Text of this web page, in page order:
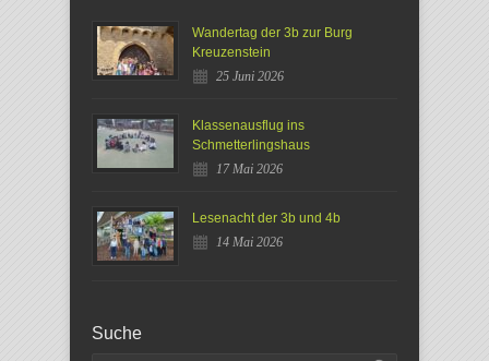
Wandertag der 3b zur Burg
Kreuzenstein
25 Juni 2026
Klassenausflug ins
Schmetterlingshaus
17 Mai 2026
Lesenacht der 3b und 4b
14 Mai 2026
Suche